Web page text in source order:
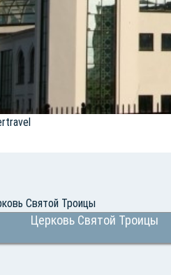
Церковь Святой Троицы